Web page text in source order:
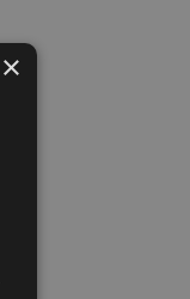
×